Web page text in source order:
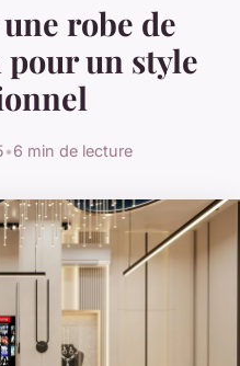
robe de
un style
•6 min de lecture